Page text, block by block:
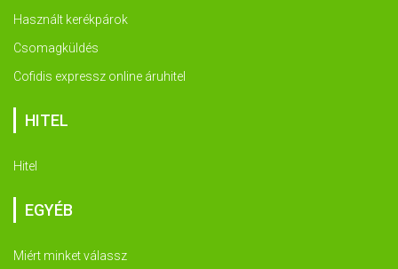
Használt kerékpárok
Csomagküldés
Cofidis expressz online áruhitel
HITEL
Hitel
EGYÉB
Miért minket válassz